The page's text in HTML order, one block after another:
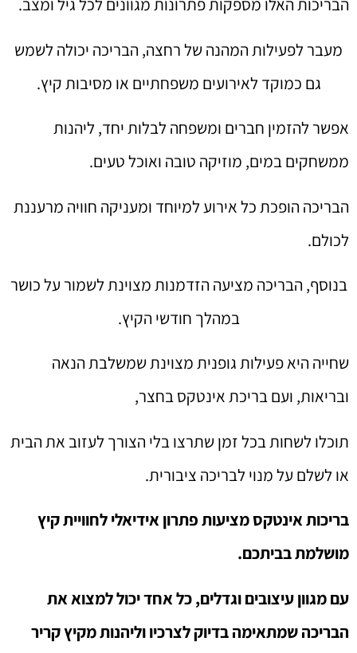
הבריכות האלו מספקות פתרונות מגוונים לכל גיל ומצב.
מעבר לפעילות המהנה של רחצה, הבריכה יכולה לשמש
גם כמוקד לאירועים משפחתיים או מסיבות קיץ.
אפשר להזמין חברים ומשפחה לבלות יחד, ליהנות
ממשחקים במים, מוזיקה טובה ואוכל טעים.
הבריכה הופכת כל אירוע למיוחד ומעניקה חוויה מרעננת
לכולם.
בנוסף, הבריכה מציעה הזדמנות מצוינת לשמור על כושר
במהלך חודשי הקיץ.
שחייה היא פעילות גופנית מצוינת שמשלבת הנאה
ובריאות, ועם בריכת אינטקס בחצר,
תוכלו לשחות בכל זמן שתרצו בלי הצורך לעזוב את הבית
או לשלם על מנוי לבריכה ציבורית.
בריכות אינטקס מציעות פתרון אידיאלי לחוויית קיץ
מושלמת בביתכם.
עם מגוון עיצובים וגדלים, כל אחד יכול למצוא את
הבריכה שמתאימה בדיוק לצרכיו וליהנות מקיץ קריר